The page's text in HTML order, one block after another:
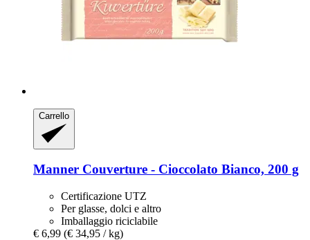
Carrello
Manner Couverture -​ Cioccolato Bianco, 200 g
Certificazione UTZ
Per glasse, dolci e altro
Imballaggio riciclabile
€ 6,99 (€ 34,95 / kg)